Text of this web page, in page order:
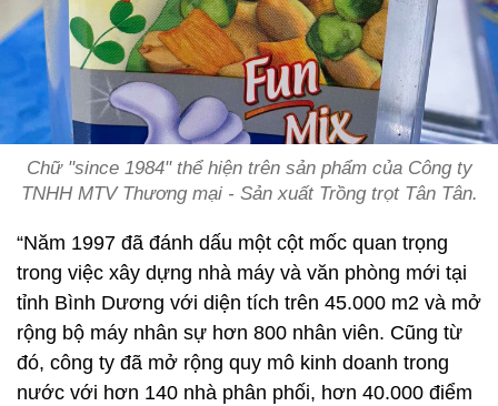
Chữ "since 1984" thể hiện trên sản phẩm của Công ty
TNHH MTV Thương mại - Sản xuất Trồng trọt Tân Tân.
“Năm 1997 đã đánh dấu một cột mốc quan trọng
trong việc xây dựng nhà máy và văn phòng mới tại
tỉnh Bình Dương với diện tích trên 45.000 m2 và mở
rộng bộ máy nhân sự hơn 800 nhân viên. Cũng từ
đó, công ty đã mở rộng quy mô kinh doanh trong
nước với hơn 140 nhà phân phối, hơn 40.000 điểm